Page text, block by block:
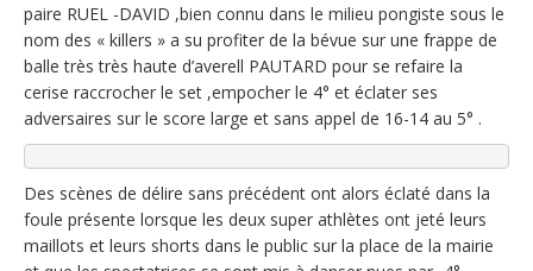
paire RUEL -DAVID ,bien connu dans le milieu pongiste sous le
nom des « killers » a su profiter de la bévue sur une frappe de
balle très très haute d’averell PAUTARD pour se refaire la
cerise raccrocher le set ,empocher le 4° et éclater ses
adversaires sur le score large et sans appel de 16-14 au 5° .
Des scènes de délire sans précédent ont alors éclaté dans la
foule présente lorsque les deux super athlètes ont jeté leurs
maillots et leurs shorts dans le public sur la place de la mairie